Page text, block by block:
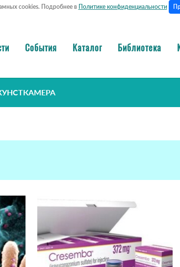
cookies. Подробнее в Политике конфиденциальности
События Каталог Библиотека